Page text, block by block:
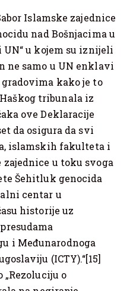
Islamske zajednice
nad Bošnjacima u
u kojem su iznijeli
ne samo u UN enklavi
kako je to
tribunala iz
ove Deklaracije
da osigura da svi
islamskih fakulteta i
u toku svoga
Šehitluk genocida
centar u
historije uz
i Međunarodnoga
(ICTY).“[15]
„Rezoluciju o